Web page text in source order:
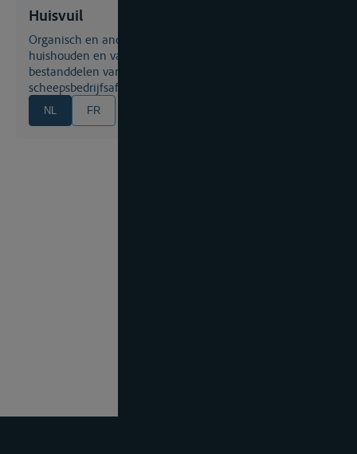
Huisvuil
Organisch en anorganisch afval afkomstig uit het
huishouden en van restaurants, echter zonder
bestanddelen van het overig gedefinieerde
scheepsbedrijfsafval
NL FR